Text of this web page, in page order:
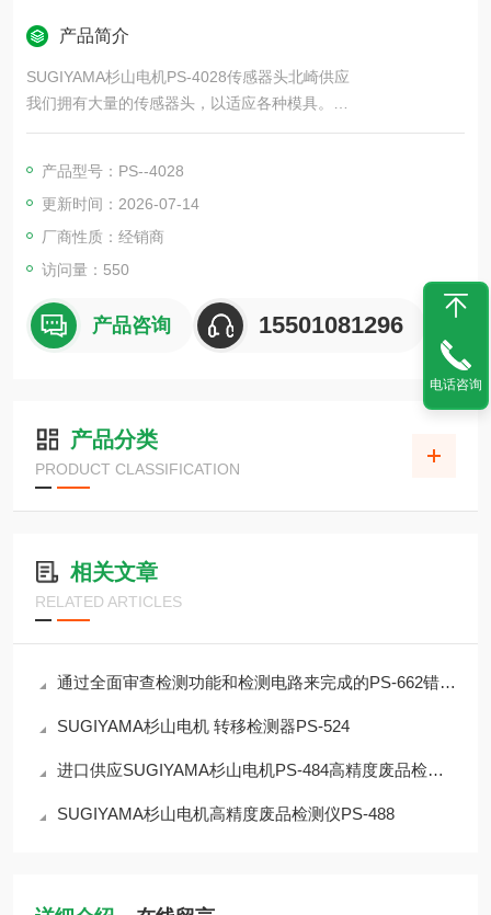
产品简介
SUGIYAMA杉山电机PS-4028传感器头北崎供应
我们拥有大量的传感器头，以适应各种模具。
所有电气性能都相同，只是外部尺寸不同。
产品型号：PS--4028
更新时间：2026-07-14
厂商性质：经销商
访问量：550
产品咨询 15501081296
产品分类
PRODUCT CLASSIFICATION
相关文章
RELATED ARTICLES
通过全面审查检测功能和检测电路来完成的PS-662错误检测器
SUGIYAMA杉山电机 转移检测器PS-524
进口供应SUGIYAMA杉山电机PS-484高精度废品检测仪
SUGIYAMA杉山电机高精度废品检测仪PS-488
电话咨询